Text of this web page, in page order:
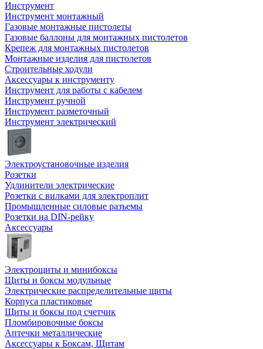
Инструмент
Инструмент монтажный
Газовые монтажные пистолеты
Газовые баллоны для монтажных пистолетов
Крепеж для монтажных пистолетов
Монтажные изделия для пистолетов
Строительные ходули
Аксессуары к инструменту
Инструмент для работы с кабелем
Инструмент ручной
Инструмент разметочный
Инструмент электрический
Электроустановочные изделия
Розетки
Удлинители электрические
Розетки с вилками для электроплит
Промышленные силовые разъемы
Розетки на DIN-рейку
Аксессуары
Электрощиты и минибоксы
Щиты и боксы модульные
Электрические распределительные щиты
Корпуса пластиковые
Щиты и боксы под счетчик
Пломбировочные боксы
Аптечки металлические
Аксессуары к Боксам, Щитам